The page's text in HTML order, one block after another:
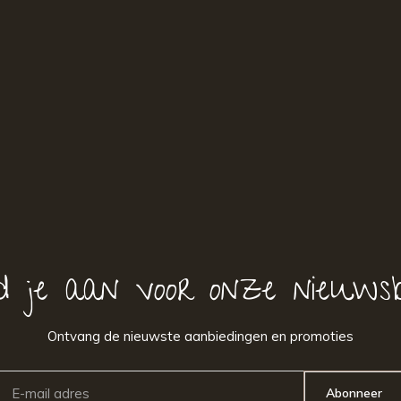
je aan voor onze
Ontvang de nieuwste aanbiedingen en promoties
Abonneer